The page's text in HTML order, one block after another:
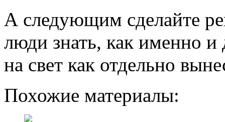
А следующим сделайте
люди знать, как именно
на свет как отдельно
Похожие материалы: